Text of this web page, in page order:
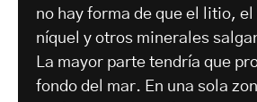
no hay forma de que el litio, el
níquel y otros minerales
La mayor parte tendría que
fondo del mar. En una sola